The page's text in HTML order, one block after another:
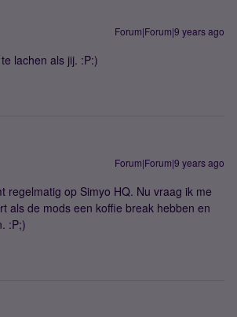
Forum|Forum|9 years ago
lachen als jij. :P:)
Forum|Forum|9 years ago
regelmatig op Simyo HQ. Nu vraag ik me
als de mods een koffie break hebben en
:P;)